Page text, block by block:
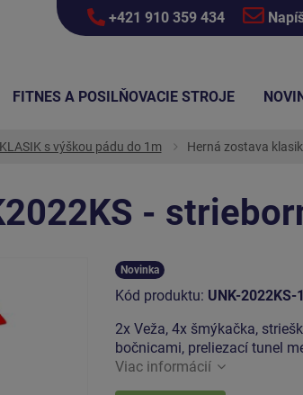
+421 910 359 434
s výškou pádu do 1m Herná zostava
-
Novinka
Kód produktu: UNK-2022KS-
2x Veža, 4x šmýkačka,
bočnicami, preliezací tunel
Viac informácií
FITNES A POSILŇOVACIE STROJE